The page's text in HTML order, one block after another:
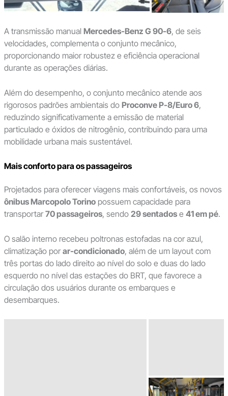
A transmissão manual Mercedes-Benz G 90-6, de seis
velocidades, complementa o conjunto mecânico,
proporcionando maior robustez e eficiência operacional
durante as operações diárias.
Além do desempenho, o conjunto mecânico atende aos
rigorosos padrões ambientais do Proconve P-8/Euro 6,
reduzindo significativamente a emissão de material
particulado e óxidos de nitrogênio, contribuindo para uma
mobilidade urbana mais sustentável.
Mais conforto para os passageiros
Projetados para oferecer viagens mais confortáveis, os novos
ônibus Marcopolo Torinopossuem capacidade para
transportar 70 passageiros, sendo 29 sentadose 41 em pé.
O salão interno recebeu poltronas estofadas na cor azul,
climatização por ar-condicionado, além de um layout com
três portas do lado direito ao nível do solo e duas do lado
esquerdo no nível das estações do BRT, que favorece a
circulação dos usuários durante os embarques e
desembarques.